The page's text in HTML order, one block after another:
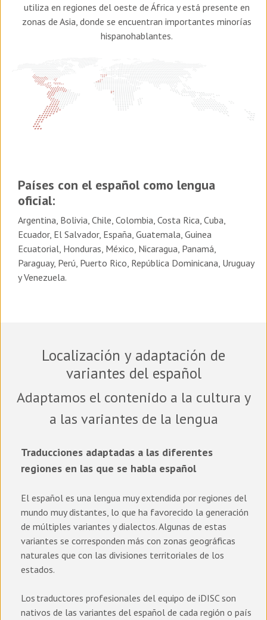
utiliza en regiones del oeste de África y está presente en
zonas de Asia, donde se encuentran importantes minorías
hispanohablantes.
Países con el español como lengua
oficial:
Argentina, Bolivia, Chile, Colombia, Costa Rica, Cuba,
Ecuador, El Salvador, España, Guatemala, Guinea
Ecuatorial, Honduras, México, Nicaragua, Panamá,
Paraguay, Perú, Puerto Rico, República Dominicana, Uruguay
y Venezuela.
Localización y adaptación de
variantes del español
Adaptamos el contenido a la cultura y
a las variantes de la lengua
Traducciones adaptadas a las diferentes
regiones en las que se habla español
El español es una lengua muy extendida por regiones del
mundo muy distantes, lo que ha favorecido la generación
de múltiples variantes y dialectos. Algunas de estas
variantes se corresponden más con zonas geográficas
naturales que con las divisiones territoriales de los
estados.
Los traductores profesionales del equipo de iDISC son
nativos de las variantes del español de cada región o país